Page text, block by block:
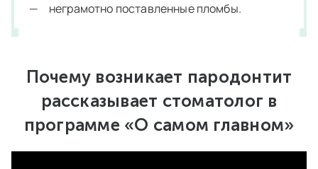
неграмотно поставленные пломбы.
Почему возникает пародонтит
рассказывает стоматолог в
программе «О самом главном»